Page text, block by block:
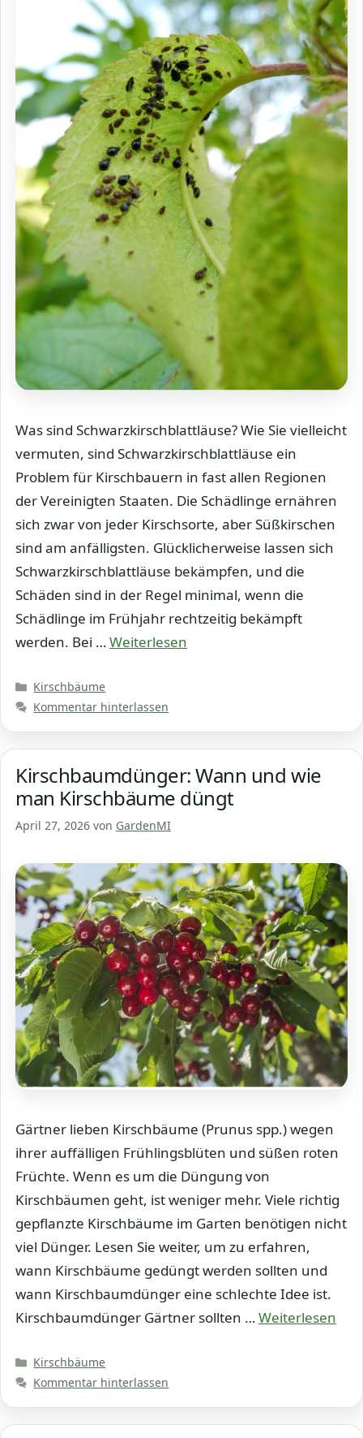
Was sind Schwarzkirschblattläuse? Wie Sie vielleicht
vermuten, sind Schwarzkirschblattläuse ein
Problem für Kirschbauern in fast allen Regionen
der Vereinigten Staaten. Die Schädlinge ernähren
sich zwar von jeder Kirschsorte, aber Süßkirschen
sind am anfälligsten. Glücklicherweise lassen sich
Schwarzkirschblattläuse bekämpfen, und die
Schäden sind in der Regel minimal, wenn die
Schädlinge im Frühjahr rechtzeitig bekämpft
werden. Bei …Weiterlesen
Kategorien
Kirschbäume
Kommentar hinterlassen
Kirschbaumdünger: Wann und wie
man Kirschbäume düngt
April 27, 2026 von GardenMI
Gärtner lieben Kirschbäume (Prunus spp.) wegen
ihrer auffälligen Frühlingsblüten und süßen roten
Früchte. Wenn es um die Düngung von
Kirschbäumen geht, ist weniger mehr. Viele richtig
gepflanzte Kirschbäume im Garten benötigen nicht
viel Dünger. Lesen Sie weiter, um zu erfahren,
wann Kirschbäume gedüngt werden sollten und
wann Kirschbaumdünger eine schlechte Idee ist.
Kirschbaumdünger Gärtner sollten …Weiterlesen
Kategorien
Kirschbäume
Kommentar hinterlassen